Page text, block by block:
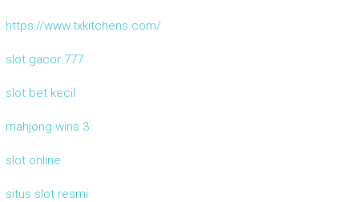
https://www.txkitchens.com/
slot gacor 777
slot bet kecil
mahjong wins 3
slot online
situs slot resmi